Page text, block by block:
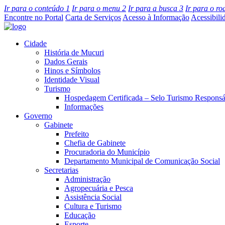
Ir para o conteúdo 1 Ir para o menu 2 Ir para a busca 3 Ir para o
Encontre no Portal Carta de Serviços Acesso à Informação
Cidade
História de Mucuri
Dados Gerais
Hinos e Símbolos
Identidade Visual
Turismo
Hospedagem Certificada – Selo Turismo
Informações
Governo
Gabinete
Prefeito
Chefia de Gabinete
Procuradoria do Município
Departamento Municipal de Comunicação Social
Secretarias
Administração
Agropecuária e Pesca
Assistência Social
Cultura e Turismo
Educação